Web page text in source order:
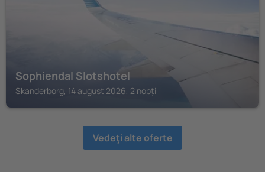
Sophiendal Slotshotel
Skanderborg, 14 august 2026, 2 nopți
Vedeţi alte oferte